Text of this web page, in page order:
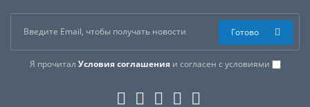
Я прочитал Условия соглашенияи согласен с условиями
Готово